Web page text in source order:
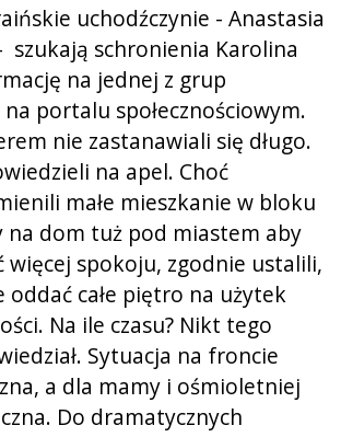
uchodźczynie - Anastasia
szukają schronienia Karolina
na jednej z grup
portalu społecznościowym.
nie zastanawiali się długo.
na apel. Choć
małe mieszkanie w bloku
na dom tuż pod miastem aby
więcej spokoju, zgodnie ustalili,
oddać całe piętro na użytek
Na ile czasu? Nikt tego
Sytuacja na froncie
a dla mamy i ośmioletniej
Do dramatycznych